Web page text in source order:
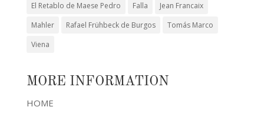
El Retablo de Maese Pedro
Falla
Jean Francaix
Mahler
Rafael Frühbeck de Burgos
Tomás Marco
Viena
MORE INFORMATION
HOME